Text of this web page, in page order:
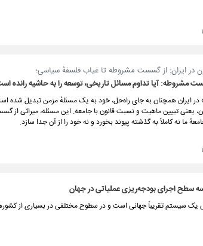
در ایران: از گسست مشروطه تا غیاب فلسفهٔ سیاسی؛
مشروطه: آیا تداوم مسائل تاریخی، توسعه را به حاشیه رانده
در ایران همچنان به جای راه‌حل، خود به یک مسئلهٔ مزمن تبدیل شده
یعنی تبیین ماهیت و نسبت قانون با جامعه. این مسئله، میراثی
ما نه کاملاً به گذشته پیوند بخورد و نه خود را از آن جدا سازد.
سه سطح اجرای بودجه‌ریزی عملیاتی در جهان
یک سیستم تقریباً جهانی است و در سطوح مختلفی در بسیاری از